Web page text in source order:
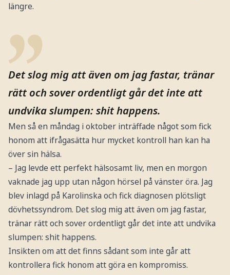
längre.
Det slog mig att även om jag fastar, tränar
rätt och sover ordentligt går det inte att
undvika slumpen: shit happens.
Men så en måndag i oktober inträffade något som fick
honom att ifrågasätta hur mycket kontroll han kan ha
över sin hälsa.
– Jag levde ett perfekt hälsosamt liv, men en morgon
vaknade jag upp utan någon hörsel på vänster öra. Jag
blev inlagd på Karolinska och fick diagnosen plötsligt
dövhetssyndrom. Det slog mig att även om jag fastar,
tränar rätt och sover ordentligt går det inte att undvika
slumpen: shit happens.
Insikten om att det finns sådant som inte går att
kontrollera fick honom att göra en kompromiss.